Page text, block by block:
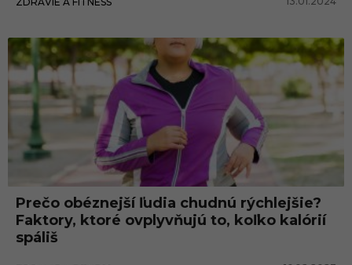
Prečo obéznejší ľudia chudnú rýchlejšie?
Faktory, ktoré ovplyvňujú to, koľko kalórií
spáliš